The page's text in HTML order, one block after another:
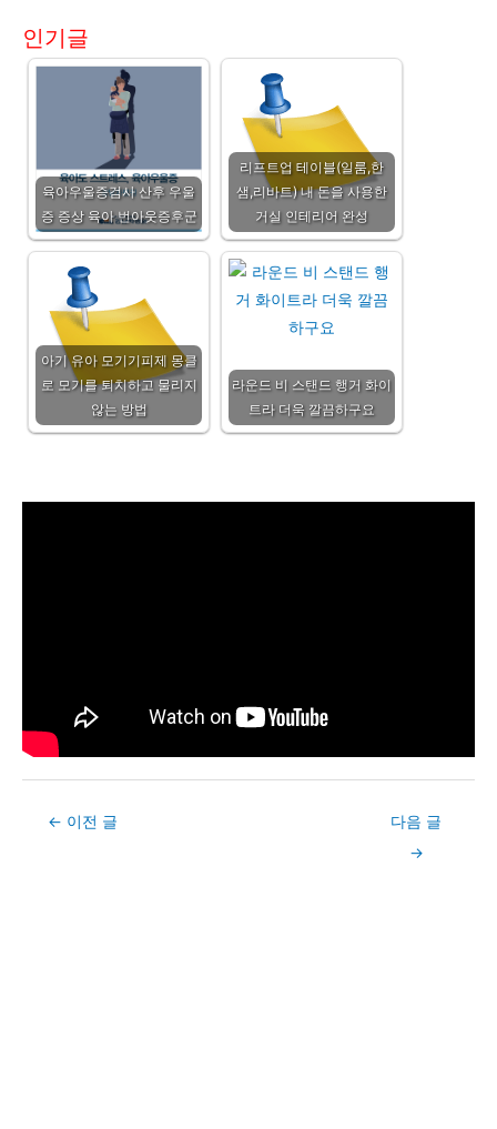
인기글
육아우울증검사 산후 우울
증 증상 육아 번아웃증후군
리프트업 테이블(일룸,한
샘,리바트) 내 돈을 사용한
거실 인테리어 완성
아기 유아 모기기피제 몽클
로 모기를 퇴치하고 물리지
않는 방법
라운드 비 스탠드 행거 화이
트라 더욱 깔끔하구요
Post← 이전 글
다음 글
→